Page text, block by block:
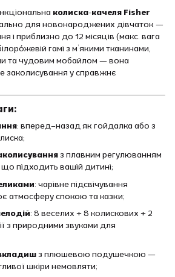
колиска-качеля Fisher
для новонароджених дівчаток —
і приблизно до 12 місяців (макс. вага
гамі з м’якими тканинами,
та чудовим мобайлом — вона
у справжнє
: вперед–назад як гойдалка або з
з плавним регулюванням
підходить вашій дитині;
: чарівне підсвічування
атмосферу спокою та казки;
: 8 веселих + 8 колискових + 2
з природними звуками для
з плюшевою подушечкою —
шкіри немовляти;